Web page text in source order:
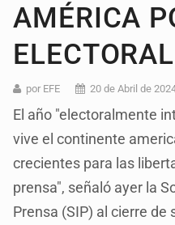
AMÉRICA
ELECTORAL
por EFE 20 de Abril de
El año "electoralmente
vive el continente
crecientes para las
prensa", señaló ayer la
Prensa (SIP) al cierre de